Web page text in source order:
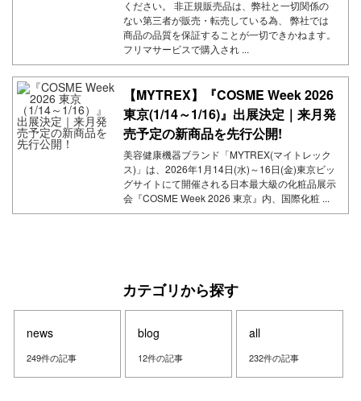
ください。 非正規販売品は、弊社と一切関係の
ない第三者が販売・転売している為、 弊社では
商品の品質を保証することが一切できかねます。
フリマサービスで購入され ...
【MYTREX】『COSME Week 2026
東京(1/14～1/16)』出展決定｜来月発
売予定の新商品を先行公開!
美容健康機器ブランド「MYTREX(マイトレック
ス)」は、2026年1月14日(水)～16日(金)東京ビッ
グサイトにて開催される日本最大級の化粧品展示
会『COSME Week 2026 東京』内、国際化粧 ...
カテゴリから探す
news
249件の記事
blog
12件の記事
all
232件の記事